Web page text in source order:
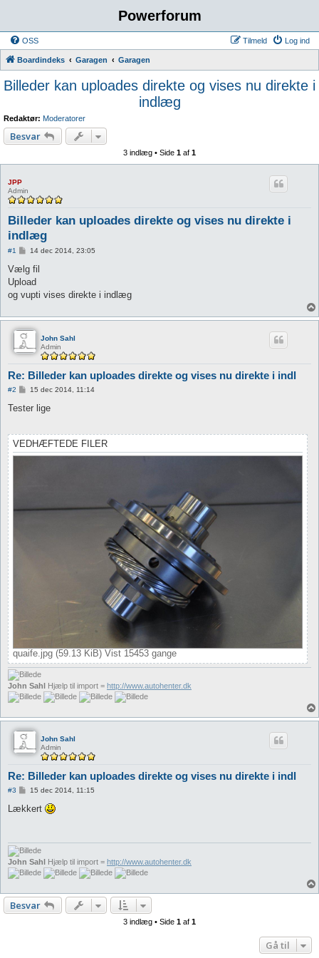
Powerforum
OSS Log ind
Tilmeld
Boardindeks Garagen Garagen
Billeder kan uploades direkte og vises nu direkte i
indlæg
Redaktør: Moderatorer
Besvar
3 indlæg • Side 1 af 1
JPP
Admin
Billeder kan uploades direkte og vises nu direkte i
indlæg
#1
d
l
æ
g
14 dec 2014, 23:05
Vælg fil
Upload
og vupti vises direkte i indlæg
John Sahl
Admin
Re: Billeder kan uploades direkte og vises nu direkte i indl
#2
d
15 dec 2014, 11:14
Tester lige
VEDHÆFTEDE FILER
quaife.jpg (59.13 KiB) Vist 15453 gange
John Sahl Hjælp til import = http://www.autohenter.dk
John Sahl
Admin
Re: Billeder kan uploades direkte og vises nu direkte i indl
#3
d
15 dec 2014, 11:15
Lækkert
John Sahl Hjælp til import = http://www.autohenter.dk
Besvar
3 indlæg • Side 1 af 1
Gå til